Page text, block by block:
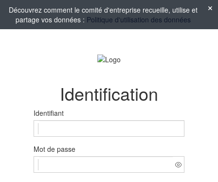
Découvrez comment le comité d'entreprise recueille, utilise et
partage vos données : Politique d'utilisation des données
Identification
Identifiant
Mot de passe